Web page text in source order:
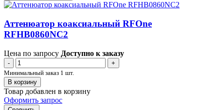
Аттенюатор коаксиальный RFOne
RFHB0860NC2
Цена по запросу Доступно к заказу
-
+
Минимальный заказ 1 шт.
В корзину
Товар добавлен в корзину
Оформить запрос